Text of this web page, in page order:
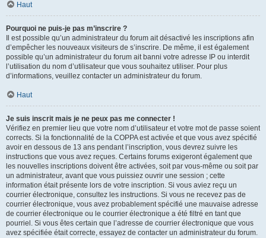
Haut
Pourquoi ne puis-je pas m’inscrire ?
Il est possible qu’un administrateur du forum ait désactivé les inscriptions afin
d’empêcher les nouveaux visiteurs de s’inscrire. De même, il est également
possible qu’un administrateur du forum ait banni votre adresse IP ou interdit
l’utilisation du nom d’utilisateur que vous souhaitez utiliser. Pour plus
d’informations, veuillez contacter un administrateur du forum.
Haut
Je suis inscrit mais je ne peux pas me connecter !
Vérifiez en premier lieu que votre nom d’utilisateur et votre mot de passe soient
corrects. Si la fonctionnalité de la COPPA est activée et que vous avez spécifié
avoir en dessous de 13 ans pendant l’inscription, vous devrez suivre les
instructions que vous avez reçues. Certains forums exigeront également que
les nouvelles inscriptions doivent être activées, soit par vous-même ou soit par
un administrateur, avant que vous puissiez ouvrir une session ; cette
information était présente lors de votre inscription. Si vous aviez reçu un
courrier électronique, consultez les instructions. Si vous ne recevez pas de
courrier électronique, vous avez probablement spécifié une mauvaise adresse
de courrier électronique ou le courrier électronique a été filtré en tant que
pourriel. Si vous êtes certain que l’adresse de courrier électronique que vous
avez spécifiée était correcte, essayez de contacter un administrateur du forum.